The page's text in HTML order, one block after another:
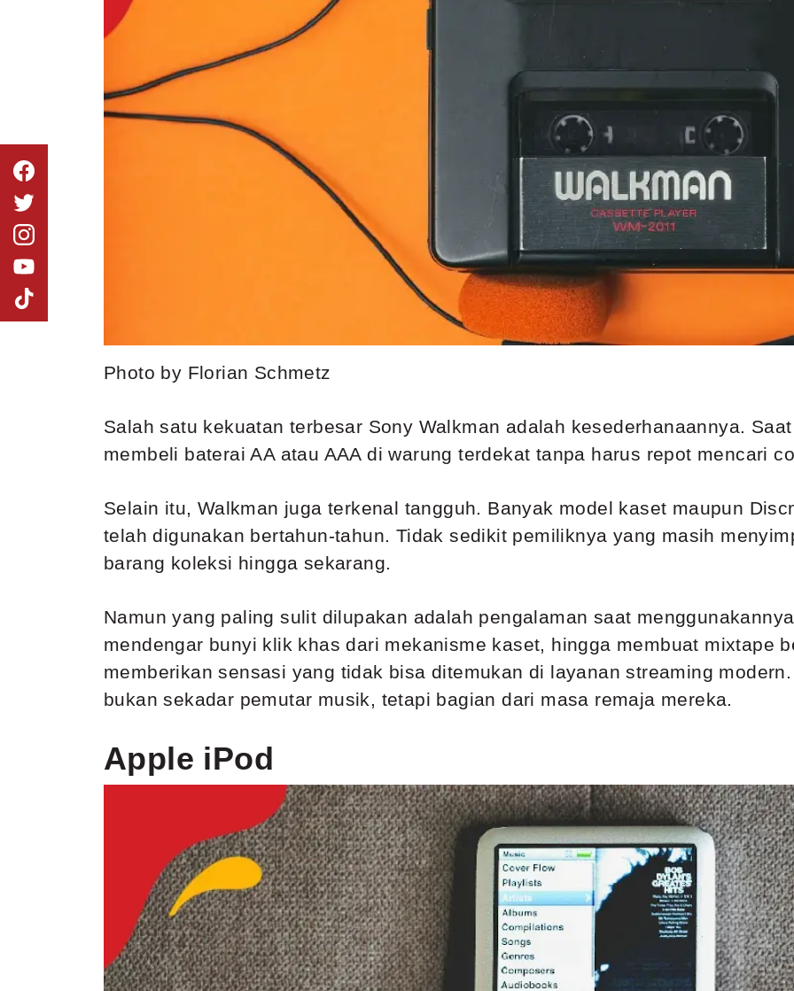
Photo by Florian Schmetz
Salah satu kekuatan terbesar Sony Walkman adalah kesederhanaannya.
membeli baterai AA atau AAA di warung terdekat tanpa harus repot mencari
Selain itu, Walkman juga terkenal tangguh. Banyak model kaset maupun
telah digunakan bertahun-tahun. Tidak sedikit pemiliknya yang masih
barang koleksi hingga sekarang.
Namun yang paling sulit dilupakan adalah pengalaman saat
mendengar bunyi klik khas dari mekanisme kaset, hingga membuat mixtape
memberikan sensasi yang tidak bisa ditemukan di layanan streaming
bukan sekadar pemutar musik, tetapi bagian dari masa remaja mereka.
Apple iPod